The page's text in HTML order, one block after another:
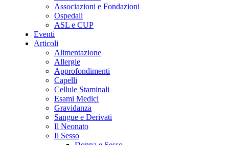
Associazioni e Fondazioni
Ospedali
ASL e CUP
Eventi
Articoli
Alimentazione
Allergie
Approfondimenti
Capelli
Cellule Staminali
Esami Medici
Gravidanza
Sangue e Derivati
Il Neonato
Il Sesso